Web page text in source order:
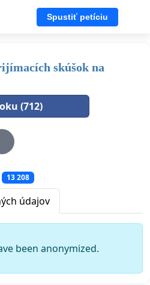
Spustiť petíciu
skúšok na
(712)
13 208
údajov
been anonymized.